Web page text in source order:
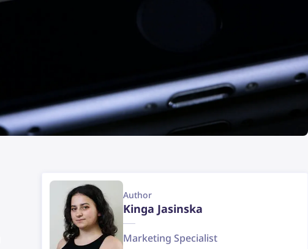
Author
Kinga Jasinska
Marketing Specialist